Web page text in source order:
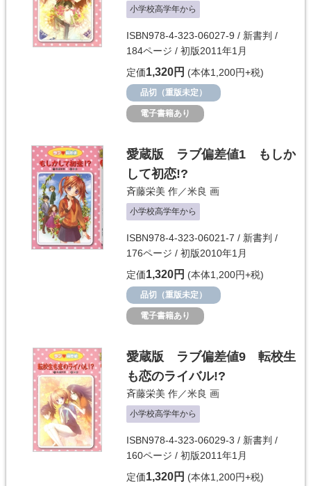
小学校高学年から
ISBN978-4-323-06027-9 / 新書判 /
184ページ / 初版2011年1月
定価1,320円 (本体1,200円+税)
品切（重版未定）
電子書籍あり
愛蔵版 ラブ偏差値1 もしか
して初恋!?
斉藤栄美 作／米良 画
小学校高学年から
ISBN978-4-323-06021-7 / 新書判 /
176ページ / 初版2010年1月
定価1,320円 (本体1,200円+税)
品切（重版未定）
電子書籍あり
愛蔵版 ラブ偏差値9 転校生
も恋のライバル!?
斉藤栄美 作／米良 画
小学校高学年から
ISBN978-4-323-06029-3 / 新書判 /
160ページ / 初版2011年1月
定価1,320円 (本体1,200円+税)